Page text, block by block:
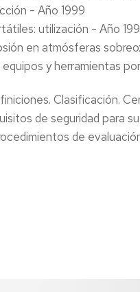
- Año 1999
utilización - Año
en atmósferas
equipos y herramientas
Clasificación.
de seguridad para
de